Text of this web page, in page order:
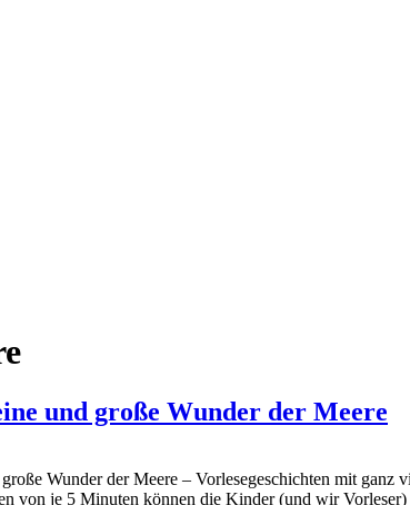
und große Wunder der Meere
Wunder der Meere – Vorlesegeschichten mit
von je 5 Minuten können die Kinder (und wir Vorleser)